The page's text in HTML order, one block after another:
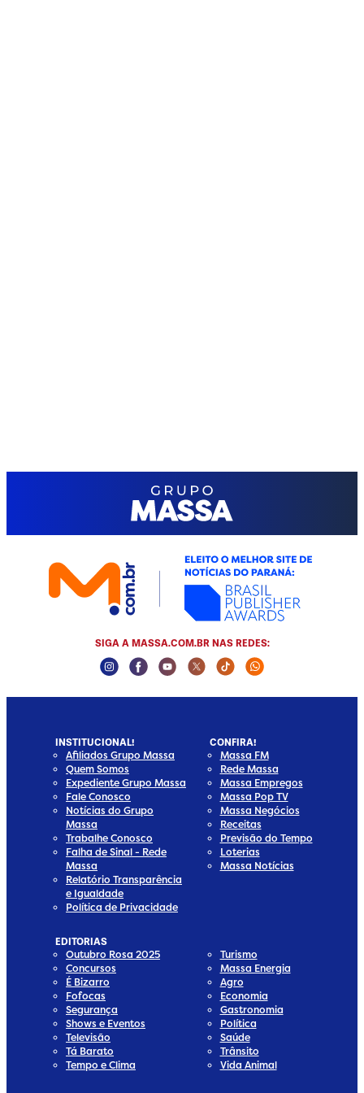
SIGA A MASSA.COM.BR NAS REDES:
Instagram Social Media
Facebook Social Media
Youtube Social Media
Twitter Social Media
Tiktok Social Media
Whatsapp
INSTITUCIONAL!
Afiliados Grupo Massa
Quem Somos
Expediente Grupo Massa
Fale Conosco
Notícias do Grupo
Massa
Trabalhe Conosco
Falha de Sinal - Rede
Massa
Relatório Transparência
e Igualdade
Política de Privacidade
CONFIRA!
Massa FM
Rede Massa
Massa Empregos
Massa Pop TV
Massa Negócios
Receitas
Previsão do Tempo
Loterias
Massa Notícias
EDITORIAS
Outubro Rosa 2025
Concursos
É Bizarro
Fofocas
Segurança
Shows e Eventos
Televisão
Tá Barato
Tempo e Clima
Turismo
Massa Energia
Agro
Economia
Gastronomia
Política
Saúde
Trânsito
Vida Animal